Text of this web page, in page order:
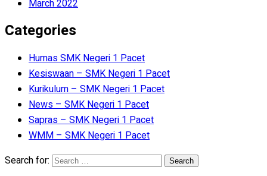
March 2022
Categories
Humas SMK Negeri 1 Pacet
Kesiswaan – SMK Negeri 1 Pacet
Kurikulum – SMK Negeri 1 Pacet
News – SMK Negeri 1 Pacet
Sapras – SMK Negeri 1 Pacet
WMM – SMK Negeri 1 Pacet
Search for: